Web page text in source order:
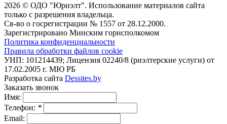
2026 © ОДО "Юриэлт". Использование материалов сайта
только с разрешения владельца.
Св-во о госрегистрации № 1557 от 28.12.2000.
Зарегистрировано Минским горисполкомом
Политика конфиденциальности
Правила обработки файлов cookie
УНП: 101214439; Лицензия 02240/8 (риэлтерские услуги) от
17.02.2005 г. МЮ РБ
Разработка сайта Dessites.by
Заказать звонок
Имя:
Телефон: *
Email: